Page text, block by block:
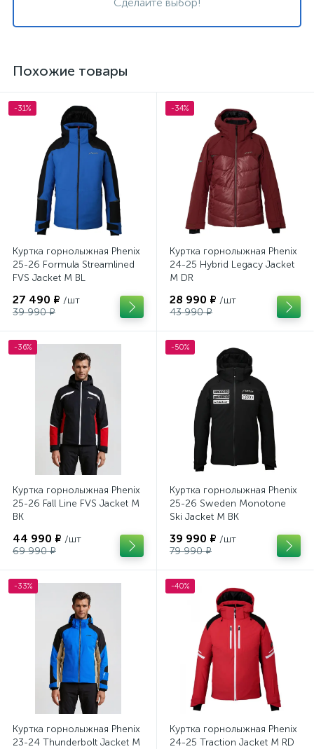
Похожие товары
-31%
Куртка горнолыжная Phenix
25-26 Formula Streamlined
FVS Jacket M BL
27 490 ₽ /шт
39 990 ₽
-34%
Куртка горнолыжная Phenix
24-25 Hybrid Legacy Jacket
M DR
28 990 ₽ /шт
43 990 ₽
-36%
Куртка горнолыжная Phenix
25-26 Fall Line FVS Jacket M
BK
44 990 ₽ /шт
69 990 ₽
-50%
Куртка горнолыжная Phenix
25-26 Sweden Monotone
Ski Jacket M BK
39 990 ₽ /шт
79 990 ₽
-33%
Куртка горнолыжная Phenix
23-24 Thunderbolt Jacket M
-40%
Куртка горнолыжная Phenix
24-25 Traction Jacket M RD